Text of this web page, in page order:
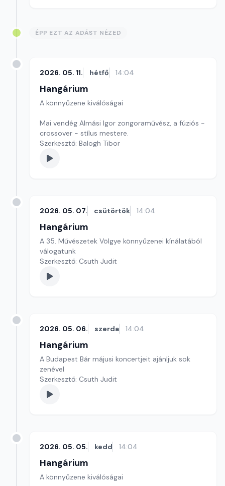
ÉPP EZT AZ ADÁST NÉZED
2026. 05. 11. hétfő 14:04
Hangárium
A könnyűzene kiválóságai
Mai vendég Almási Igor zongoraművész, a fúziós -
crossover - stílus mestere.
Szerkesztő: Balogh Tibor
2026. 05. 07. csütörtök 14:04
Hangárium
A 35. Művészetek Völgye könnyűzenei kínálatából
válogatunk
Szerkesztő: Csuth Judit
2026. 05. 06. szerda 14:04
Hangárium
A Budapest Bár májusi koncertjeit ajánljuk sok
zenével
Szerkesztő: Csuth Judit
2026. 05. 05. kedd 14:04
Hangárium
A könnyűzene kiválóságai